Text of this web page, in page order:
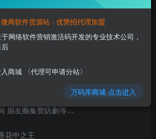
let your dreams be dreams.
不要让你的梦想只是想想而已
牡丹花,一键转发自动跟圈,无限多开百款功
朋友圈集赞防删等…
花中之王
商软件货源站 - 优势招代理加盟
网络软件营销激活码开发的专业技术公司，
商城 〈代理可申请分站〉
万码库商城-点击进入